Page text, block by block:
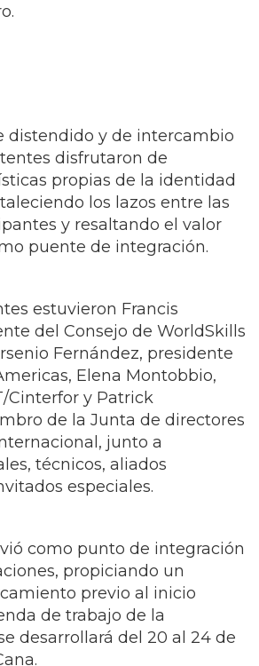
distendido y de intercambio
disfrutaron de
propias de la identidad
los lazos entre las
y resaltando el valor
puente de integración.
estuvieron Francis
del Consejo de WorldSkills
Fernández, presidente
Elena Montobbio,
Cinterfor y Patrick
de la Junta de directores
junto a
técnicos, aliados
especiales.
como punto de integración
propiciando un
previo al inicio
de trabajo de la
desarrollará del 20 al 24 de